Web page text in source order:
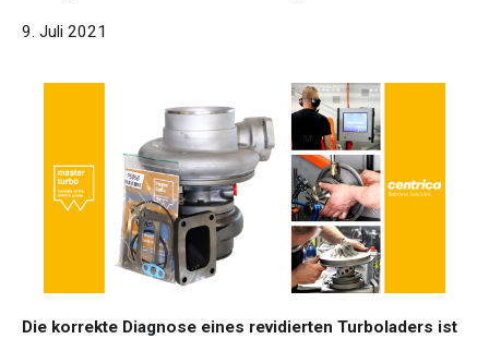
9. Juli 2021
Die korrekte Diagnose eines revidierten Turboladers ist